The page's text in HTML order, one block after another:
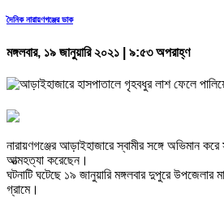
দৈনিক নারায়ণগঞ্জের ডাক
মঙ্গলবার, ১৯ জানুয়ারি ২০২১ | ৯:৫৩ অপরাহ্ণ
নারায়ণগঞ্জের আড়াইহাজারে স্বামীর সঙ্গে অভিমান
আত্মহত্যা করেছেন।
ঘটনাটি ঘটেছে ১৯ জানুয়ারি মঙ্গলবার দুপুরে উপজেলার
গ্রামে।